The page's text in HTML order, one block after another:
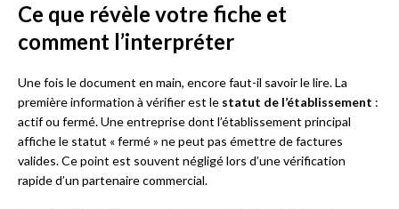
Ce que révèle votre fiche et
comment l’interpréter
Une fois le document en main, encore faut-il savoir le lire. La
première information à vérifier est le statut de l’établissement :
actif ou fermé. Une entreprise dont l’établissement principal
affiche le statut « fermé » ne peut pas émettre de factures
valides. Ce point est souvent négligé lors d’une vérification
rapide d’un partenaire commercial.